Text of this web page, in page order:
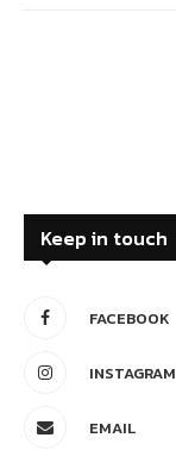
Keep in touch
FACEBOOK
INSTAGRAM
EMAIL